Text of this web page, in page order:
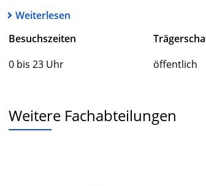
Weiterlesen
Besuchszeiten
0 bis 23 Uhr
öffentlich
Weitere Fachabteilungen